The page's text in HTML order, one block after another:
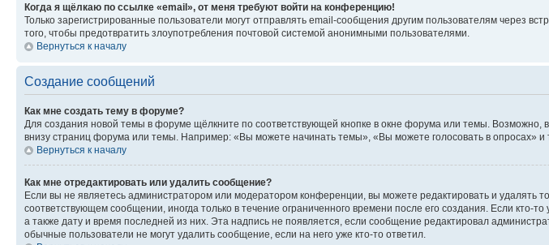
Когда я щёлкаю по ссылке «email», от меня требуют войти на конференцию!
Только зарегистрированные пользователи могут отправлять email-сообщения другим пользователям через
того, чтобы предотвратить злоупотребления почтовой системой анонимными пользователями.
Вернуться к началу
Создание сообщений
Как мне создать тему в форуме?
Для создания новой темы в форуме щёлкните по соответствующей кнопке в окне форума или темы.
внизу страниц форума или темы. Например: «Вы можете начинать темы», «Вы можете голосовать в опросах» и
Вернуться к началу
Как мне отредактировать или удалить сообщение?
Если вы не являетесь администратором или модератором конференции, вы можете редактировать и удалять
соответствующем сообщении, иногда только в течение ограниченного времени после его создания. Если
а также дату и время последней из них. Эта надпись не появляется, если сообщение редактировал
обычные пользователи не могут удалить сообщение, если на него уже кто-то ответил.